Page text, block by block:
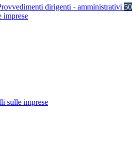
dirigenti - amministrativi 50
imprese
sulle imprese